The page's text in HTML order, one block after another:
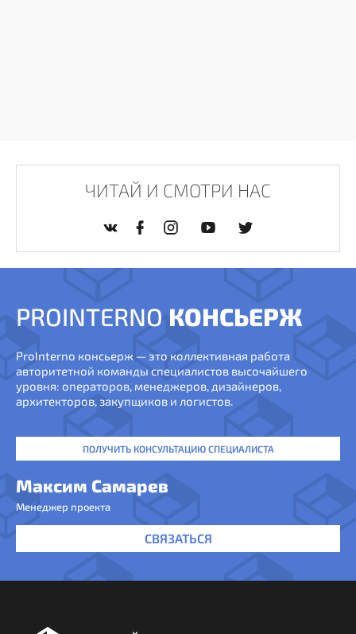
ЧИТАЙ И СМОТРИ НАС
PROINTERNO КОНСЬЕРЖ
ProInterno консьерж — это коллективная работа
авторитетной команды специалистов высочайшего
уровня: операторов, менеджеров, дизайнеров,
архитекторов, закупщиков и логистов.
ПОЛУЧИТЬ КОНСУЛЬТАЦИЮ СПЕЦИАЛИСТА
Максим Самарев
Менеджер проекта
СВЯЗАТЬСЯ